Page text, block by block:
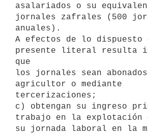
asalariados o su
jornales zafrales (500
anuales).
A efectos de lo dispuesto
presente literal resulta
que
los jornales sean
agricultor o mediante
tercerizaciones;
c) obtengan su ingreso
trabajo en la explotación
su jornada laboral en la